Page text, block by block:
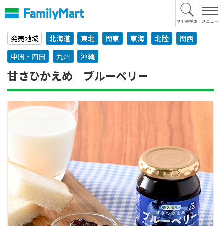
文
へ
発売地域
北海道 東北 関東 東海 北陸
関西
中国・四国
九州 沖縄
甘さひかえめ ブルーベリー